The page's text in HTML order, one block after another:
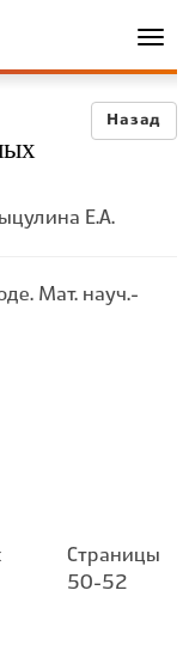
Назад
Е.А.
Мат. науч.-
Страницы
50-52